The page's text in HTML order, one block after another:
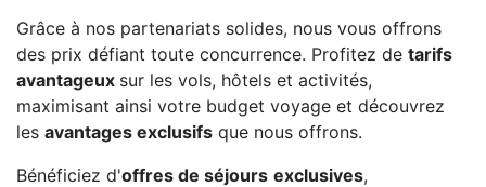
Grâce à nos partenariats solides, nous vous offrons
des prix défiant toute concurrence. Profitez de tarifs
avantageux sur les vols, hôtels et activités,
maximisant ainsi votre budget voyage et découvrez
les avantages exclusifs que nous offrons.
Bénéficiez d'offres de séjours exclusives,